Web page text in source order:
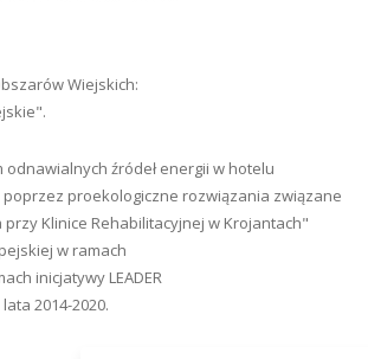
Wiejskich:
źródeł energii w hotelu
proekologiczne rozwiązania związane
Klinice Rehabilitacyjnej w Krojantach"
w ramach
inicjatywy LEADER
2014-2020.